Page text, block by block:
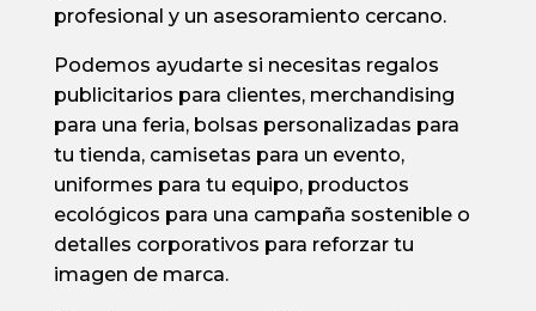
profesional y un asesoramiento cercano.
Podemos ayudarte si necesitas regalos
publicitarios para clientes, merchandising
para una feria, bolsas personalizadas para
tu tienda, camisetas para un evento,
uniformes para tu equipo, productos
ecológicos para una campaña sostenible o
detalles corporativos para reforzar tu
imagen de marca.